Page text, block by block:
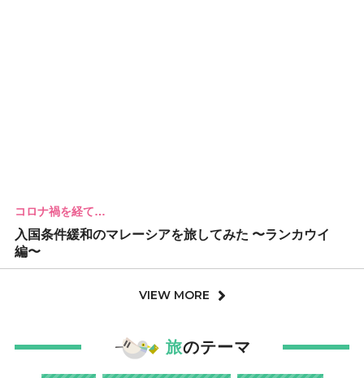
コロナ禍を経て…
入国条件緩和のマレーシアを旅してみた 〜ランカウイ
編〜
VIEW MORE
旅のテーマ